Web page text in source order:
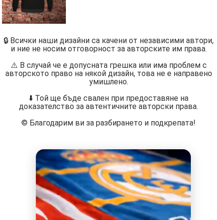
🔒 Всички наши дизайни са качени от независими автори,
и ние не носим отговорност за авторските им права.
⚠️ В случай че е допусната грешка или има проблем с
авторското право на някой дизайн, това не е направено
умишлено.
⬇️ Той ще бъде свален при предоставяне на
доказателство за автентичните авторски права.
©️ Благодарим ви за разбирането и подкрепата!